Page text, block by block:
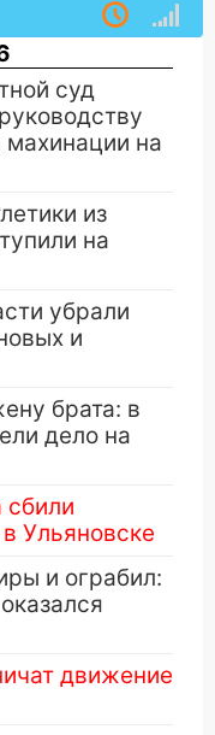
суд
на
из
на
убрали
и
брата: в
дело на
Ульяновске
и ограбил:
движение